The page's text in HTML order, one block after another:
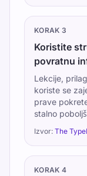
KORAK 3
Koristite
povratnu
Lekcije,
koriste se
prave
stalno
Izvor: The
KORAK 4